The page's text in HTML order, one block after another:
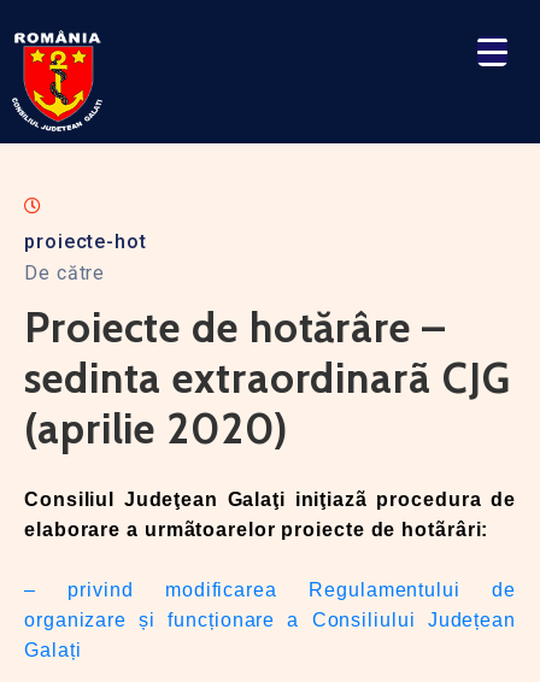
proiecte-hot
De către
Proiecte de hotărâre –
sedinta extraordinarã CJG
(aprilie 2020)
Consiliul Judeţean Galaţi iniţiazã procedura de
elaborare a urmãtoarelor proiecte de hotãrâri:
– privind modificarea Regulamentului de
organizare și funcționare a Consiliului Județean
Galați